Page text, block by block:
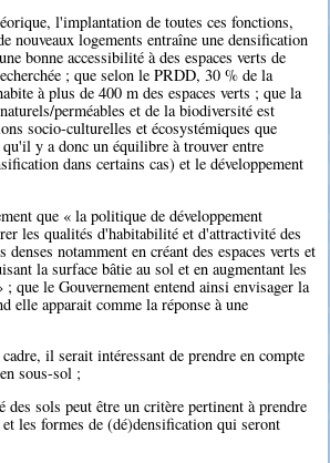
l'implantation de toutes ces fonctions,
nouveaux logements entraîne une densification
bonne accessibilité à des espaces verts de
; que selon le PRDD, 30 % de la
à plus de 400 m des espaces verts ; que la
perméables et de la biodiversité est
socio-culturelles et écosystémiques que
qu'il y a donc un équilibre à trouver entre
dans certains cas) et le développement
que « la politique de développement
les qualités d'habitabilité et d'attractivité des
notamment en créant des espaces verts et
la surface bâtie au sol et en augmentant les
; que le Gouvernement entend ainsi envisager la
elle apparait comme la réponse à une
il serait intéressant de prendre en compte
sous-sol ;
des sols peut être un critère pertinent à prendre
les formes de (dé)densification qui seront